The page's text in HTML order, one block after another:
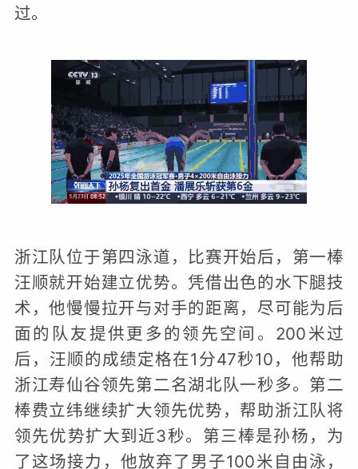
过。
浙江队位于第四泳道，比赛开始后，第一棒
汪顺就开始建立优势。凭借出色的水下腿技
术，他慢慢拉开与对手的距离，尽可能为后
面的队友提供更多的领先空间。200米过
后，汪顺的成绩定格在1分47秒10，他帮助
浙江寿仙谷领先第二名湖北队一秒多。第二
棒费立纬继续扩大领先优势，帮助浙江队将
领先优势扩大到近3秒。第三棒是孙杨，为
了这场接力，他放弃了男子100米自由泳，